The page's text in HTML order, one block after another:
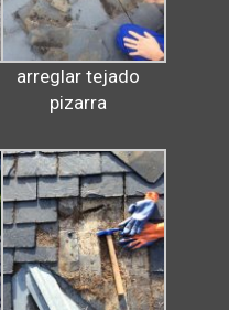
arreglar tejado
pizarra